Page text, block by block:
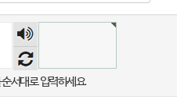
숫자
음성
듣기
서대로 입력하세요.